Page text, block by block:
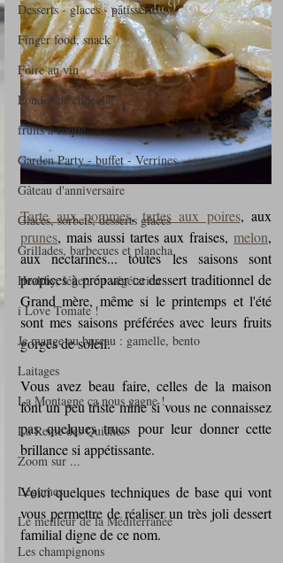
Desserts - glaces - pâtisserie
Finger food, snack
Foire au vin
Fondus de chocolat
fruits à coque
Garden Party - buffet - Verrines
Gâteau d'anniversaire
Glaces, sorbets, desserts glacés
Grillades, barbecues et plancha
Healthy, léger, ou végétarien
i Love Tomate !
Je mange au bureau : gamelle, bento
Laitages
La Montagne ça nous gagne !
La Reine des Quiches
Zoom sur ...
Légumes
Le meilleur de la Méditerranée
Les champignons
Tarte aux pommes, tartes aux poires
prunes, mais aussi tartes aux fraises, melon,
aux nectarines... toutes les saisons sont
propices à préparer ce dessert traditionnel de
Grand mère, même si le printemps et l'été
sont mes saisons préférées avec leurs fruits
gorgés de soleil.
Vous avez beau faire, celles de la maison
font un peu triste mine si vous ne connaissez
pas quelques trucs pour leur donner cette
brillance si appétissante.
Voici quelques techniques de base qui vont
vous permettre de réaliser un très joli dessert
familial digne de ce nom.